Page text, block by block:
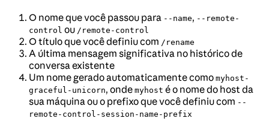
O nome que você passou para --name, --remote-
control ou /remote-control
O título que você definiu com /rename
A última mensagem significativa no histórico de
conversa existente
Um nome gerado automaticamente como myhost-
graceful-unicorn, onde myhost é o nome do host da
sua máquina ou o prefixo que você definiu com --
remote-control-session-name-prefix